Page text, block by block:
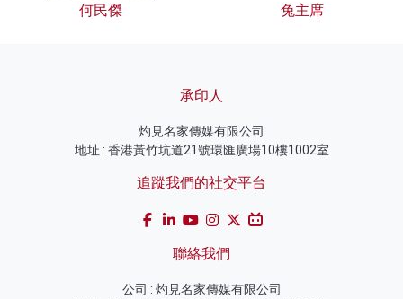
何民傑 兔主席
承印人
灼見名家傳媒有限公司
地址 : 香港黃竹坑道21號環匯廣場10樓1002室
追蹤我們的社交平台
聯絡我們
公司 : 灼見名家傳媒有限公司